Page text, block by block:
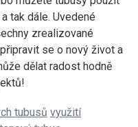
tak dále. Uvedené
zrealizované
se o nový život a
dělat radost hodně
tubusů využití